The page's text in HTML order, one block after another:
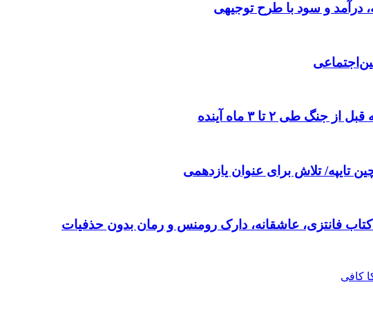
درآمد و سود با طرح توجیهی
طی ۲ تا ۳ ماه آینده
تلاش برای عنوان یازدهمی
کافی